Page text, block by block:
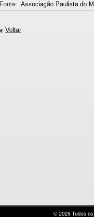
Fonte: Associação Paulista do
Voltar
© 2026 Todos